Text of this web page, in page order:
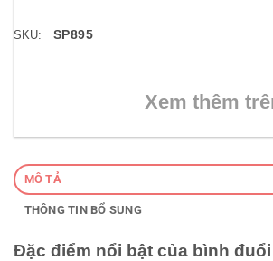
SKU: SP895
Xem thêm
MÔ TẢ
THÔNG TIN BỔ SUNG
Đặc điểm nổi bật của bình